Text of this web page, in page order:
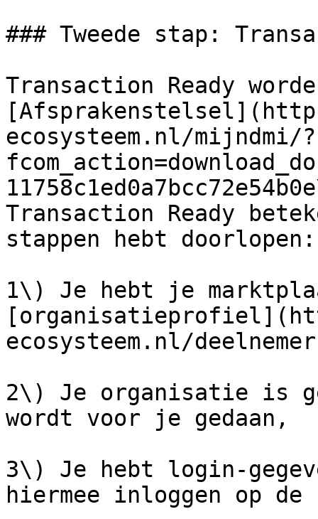
### Tweede stap:
Transaction Ready
ecosysteem.nl/mijndmi/?
Transaction Ready
stappen hebt doorlopen:
1\) Je hebt je
ecosysteem.nl/
2\) Je organisatie is
wordt voor je gedaan,
3\) Je hebt login-
hiermee inloggen op de